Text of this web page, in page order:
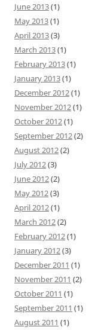
June 2013(1)
May 2013(1)
April 2013(3)
March 2013(1)
February 2013(1)
January 2013(1)
December 2012(1)
November 2012(1)
October 2012(1)
September 2012(2)
August 2012(2)
July 2012(3)
June 2012(2)
May 2012(3)
April 2012(1)
March 2012(2)
February 2012(1)
January 2012(3)
December 2011 (1)
November 2011 (2)
October 2011 (1)
September 2011 (1)
August 2011 (1)